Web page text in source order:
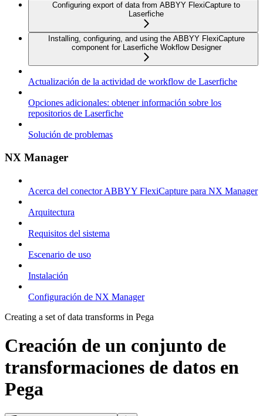
Configuring export of data from ABBYY FlexiCapture to
Laserfiche
Installing, configuring, and using the ABBYY FlexiCapture
component for Laserfiche Wokflow Designer
Actualización de la actividad de workflow de Laserfiche
Opciones adicionales: obtener información sobre los
repositorios de Laserfiche
Solución de problemas
NX Manager
Acerca del conector ABBYY FlexiCapture para NX Manager
Arquitectura
Requisitos del sistema
Escenario de uso
Instalación
Configuración de NX Manager
Creating a set of data transforms in Pega
Creación de un conjunto de
transformaciones de datos en
Pega